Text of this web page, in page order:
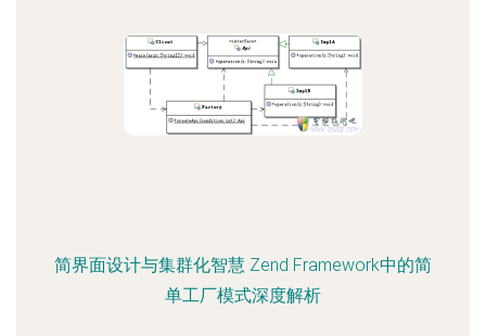
简界面设计与集群化智慧 Zend Framework中的简
单工厂模式深度解析